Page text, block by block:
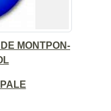
MONTPON-